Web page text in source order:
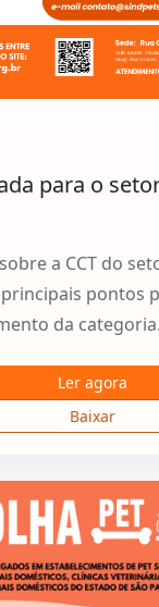
para o
a CCT do
pontos
da categoria.
Ler agora
Baixar